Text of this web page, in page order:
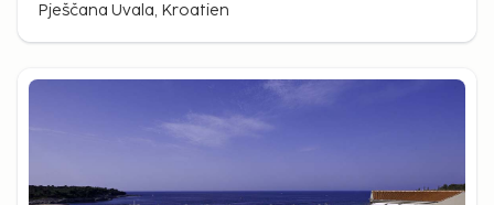
Pješčana Uvala, Kroatien